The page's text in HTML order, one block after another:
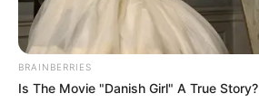
BRAINBERRIES
Is The Movie "Danish Girl" A True Story?